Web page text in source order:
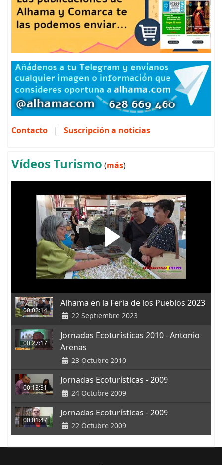
Contacto | Suscripción a noticias
Vídeos Turismo (más)
00:02:14
Alhama en la Feria de los Pueblos 2023
22 Septiembre 2023
00:27:17
Jornadas Ecoturísticas 2010 - Antonio
Arenas
23 Octubre 2010
00:13:31
Jornadas Ecoturísticas - 2009
24 Octubre 2009
00:01:47
Jornadas Ecoturísticas - 2009
22 Octubre 2009